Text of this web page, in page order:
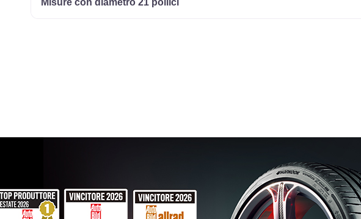
185/70 R14 88T M+S Disponibile
Misure con diametro 21 pollici